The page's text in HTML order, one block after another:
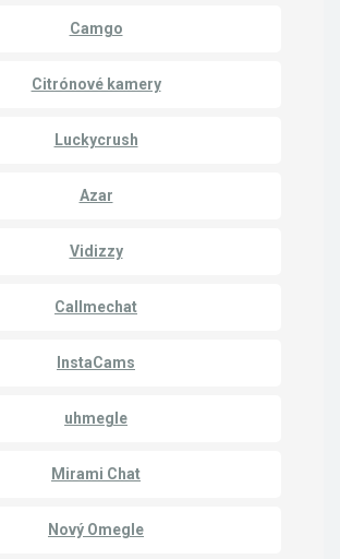
Camgo
Citrónové kamery
Luckycrush
Azar
Vidizzy
Callmechat
InstaCams
uhmegle
Mirami Chat
Nový Omegle